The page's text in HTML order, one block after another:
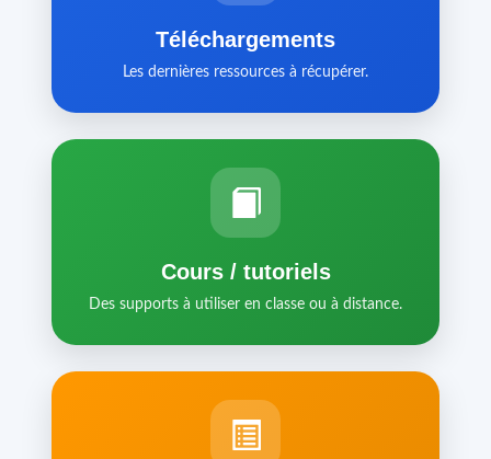
Téléchargements
Les dernières ressources à récupérer.
Cours / tutoriels
Des supports à utiliser en classe ou à distance.